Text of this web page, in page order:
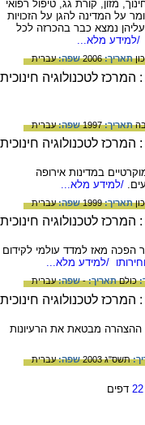
מזון, קורת גג, טיפול רפואי
על המדינה להגן על הזכויות
עליהן נמצא כבר בהכרזה לכל
/למידע מלא...
תאריך:2006 שפה:עברית
תאריך:1997 שפה:עברית
במדינות אירופה
/למידע מלא...
תאריך:1999 שפה:עברית
הפכה מאז למדד עולמי לקידום
/למידע מלא...
כולםתאריך:-שפה:עברית
הצרפתית. ההצהרה מבטאת את הרעיונות
תשס"ג 2003 שפה:עברית
22 דפים